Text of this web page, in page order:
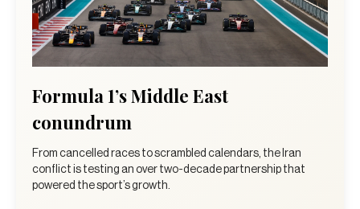
Formula 1’s Middle East
conundrum
From cancelled races to scrambled calendars, the Iran
conflict is testing an over two-decade partnership that
powered the sport’s growth.